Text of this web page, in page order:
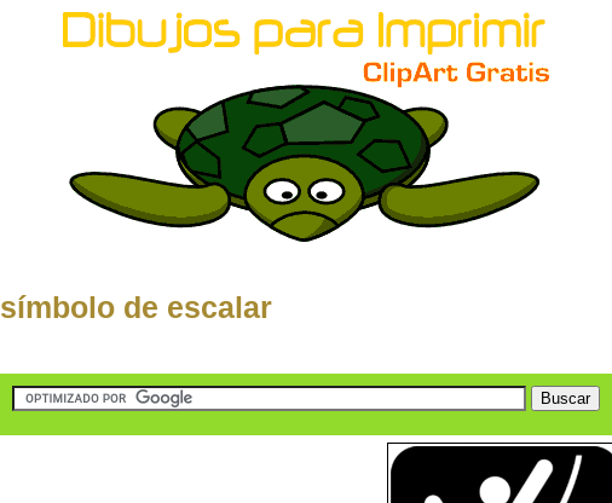
símbolo de escalar